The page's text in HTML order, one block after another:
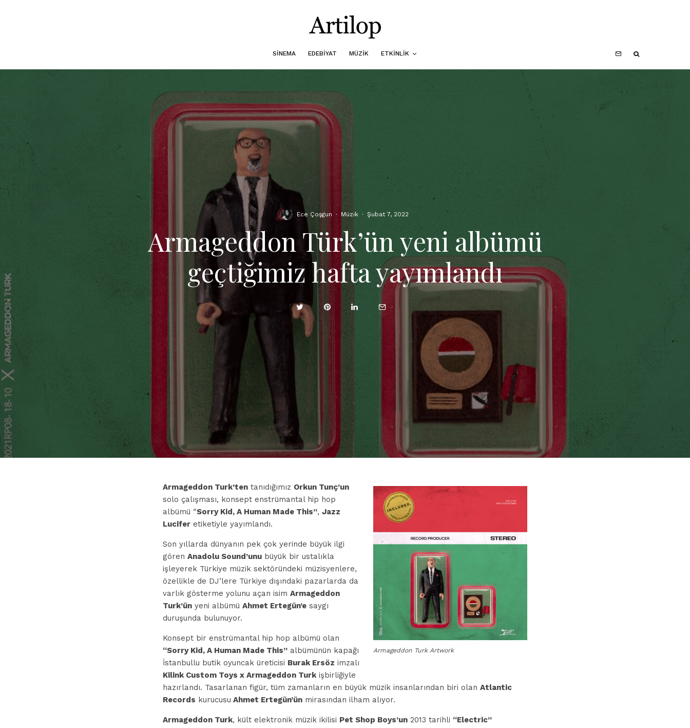
SINEMA EDEBIYAT MÜZIK ETKINLIK
Ece Çoşgun · Müzik · Şubat 7, 2022
Armageddon Türk’ün yeni albümü
geçtiğimiz hafta yayımlandı
Armageddon Turk Artwork
Armageddon Turk’ten tanıdığımız Orkun Tunç’un
solo çalışması, konsept enstrümantal hip hop
albümü “Sorry Kid, A Human Made This”, Jazz
Lucifer etiketiyle yayımlandı.
Son yıllarda dünyanın pek çok yerinde büyük ilgi
gören Anadolu Sound’unu büyük bir ustalıkla
işleyerek Türkiye müzik sektöründeki müzisyenlere,
özellikle de DJ’lere Türkiye dışındaki pazarlarda da
varlık gösterme yolunu açan isim Armageddon
Turk’ün yeni albümü Ahmet Ertegün’e saygı
duruşunda bulunuyor.
Konsept bir enstrümantal hip hop albümü olan
“Sorry Kid, A Human Made This” albümünün kapağı
İstanbullu butik oyuncak üreticisi Burak Ersöz imzalı
Kilink Custom Toys x Armageddon Turkişbirliğiyle
hazırlandı. Tasarlanan figür, tüm zamanların en büyük müzik insanlarından biri olan Atlantic
Records kurucusu Ahmet Ertegün’ün mirasından ilham alıyor.
Armageddon Turk, kült elektronik müzik ikilisi Pet Shop Boys’un 2013 tarihli “Electric”